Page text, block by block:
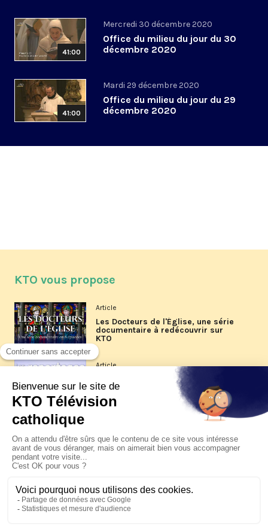
41:00
Mercredi 30 décembre 2020
Office du milieu du jour du 30
décembre 2020
41:00
Mardi 29 décembre 2020
Office du milieu du jour du 29
décembre 2020
KTO vous propose
Article
Les Docteurs de l'Église, une série
documentaire à redécouvrir sur
KTO
Article
Les reportages d'été 2026 de KTO
La visite pastorale du pape Léon
XIV à Assise à suivre sur KTO le
jeudi 6 août
Le pape en Uruguay, Argentine et
Pérou du 6 au 17 novembre 2026